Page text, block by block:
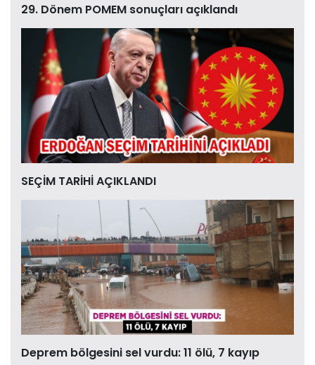
29. Dönem POMEM sonuçları açıklandı
SEÇİM TARİHİ AÇIKLANDI
Deprem bölgesini sel vurdu: 11 ölü, 7 kayıp